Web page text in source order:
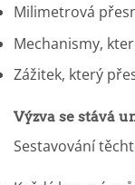
Milimetrová
Mechanismy,
Zážitek, který
Výzva se stává
Sestavování